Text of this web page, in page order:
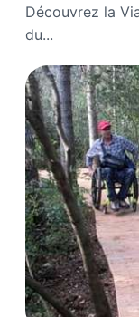
Découvrez la
du...